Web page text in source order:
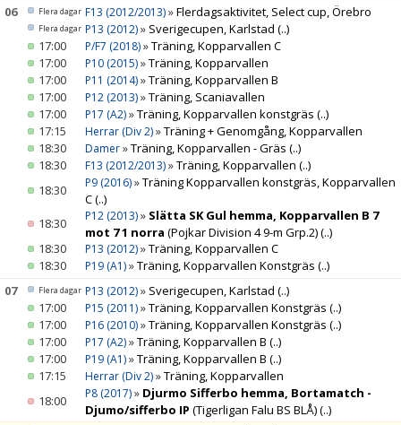
06
Flera dagar F13 (2012/2013)»Flerdagsaktivitet, Select cup, Örebro
Flera dagar P13 (2012)» Sverigecupen, Karlstad (..)
17:00
P/F7 (2018)»Träning, Kopparvallen C
17:00
P10 (2015)»Träning, Kopparvallen
17:00
P11 (2014)»Träning, Kopparvallen B
17:00
P12 (2013)»Träning, Scaniavallen
17:00
P17 (A2)»Träning, Kopparvallen konstgräs (..)
17:15
Herrar (Div 2)»Träning + Genomgång, Kopparvallen
18:30
Damer»Träning, Kopparvallen - Gräs (..)
18:30
F13 (2012/2013)»Träning, Kopparvallen (..)
18:30
P9 (2016)»Träning Kopparvallen konstgräs, Kopparvallen
C(..)
18:30
P12 (2013)» Slätta SK Gul hemma, Kopparvallen B 7
mot 7 1 norra (Pojkar Division 4 9-m Grp.2)(..)
18:30
P13 (2012)»Träning, Kopparvallen C
18:30
P19 (A1)»Träning, Kopparvallen Konstgräs (..)
07
Flera dagar P13 (2012)» Sverigecupen, Karlstad (..)
17:00
P15 (2011)»Träning, Kopparvallen Konstgräs (..)
17:00
P16 (2010)»Träning, Kopparvallen Konstgräs (..)
17:00
P17 (A2)»Träning, Kopparvallen B (..)
17:00
P19 (A1)»Träning, Kopparvallen B (..)
17:15
Herrar (Div 2)»Träning, Kopparvallen
18:00
P8 (2017)» Djurmo Sifferbo hemma, Bortamatch -
Djumo/sifferbo IP (Tigerligan Falu BS BLÅ)(..)